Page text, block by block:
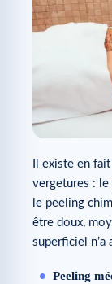
Il existe en
vergetures : le
le peeling
être doux,
superficiel n’a
Peeling